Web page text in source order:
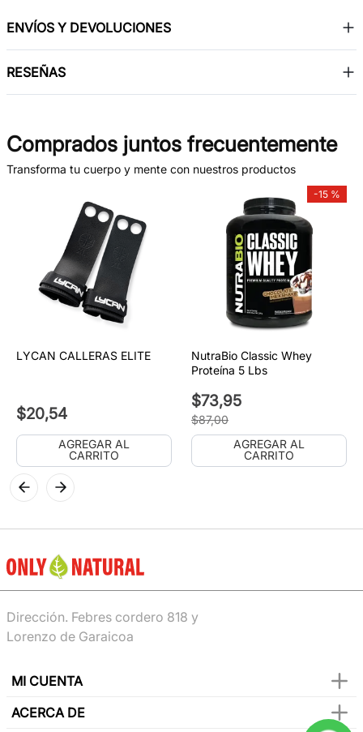
ENVÍOS Y DEVOLUCIONES
RESEÑAS
Comprados juntos frecuentemente
Transforma tu cuerpo y mente con nuestros productos
LYCAN CALLERAS ELITE
$20,54
AGREGAR AL
CARRITO
-15 %
NutraBio Classic Whey
Proteína 5 Lbs
$73,95
$87,00
AGREGAR AL
CARRITO
Dirección. Febres cordero 818 y
Lorenzo de Garaicoa
MI CUENTA
ACERCA DE